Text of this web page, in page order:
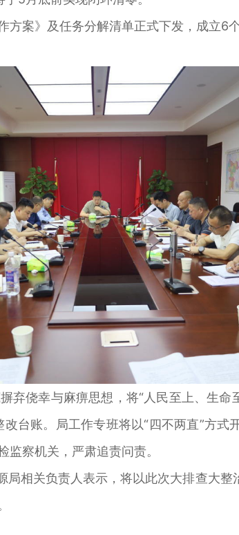
》及任务分解清单正式下发，成立6个
侥幸与麻痹思想，将“人民至上、生命
台账。局工作专班将以“四不两直”方
察机关，严肃追责问责。
相关负责人表示，将以此次大排查大整